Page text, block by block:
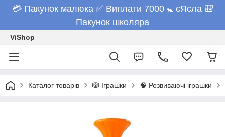
💳 Пакунок малюка ✅ Виплати 7000 🚼 єЯсла 🎒
Пакунок школяра
ViShop
Каталог товарів 🎲 Іграшки 🧠 Розвиваючі іграшки